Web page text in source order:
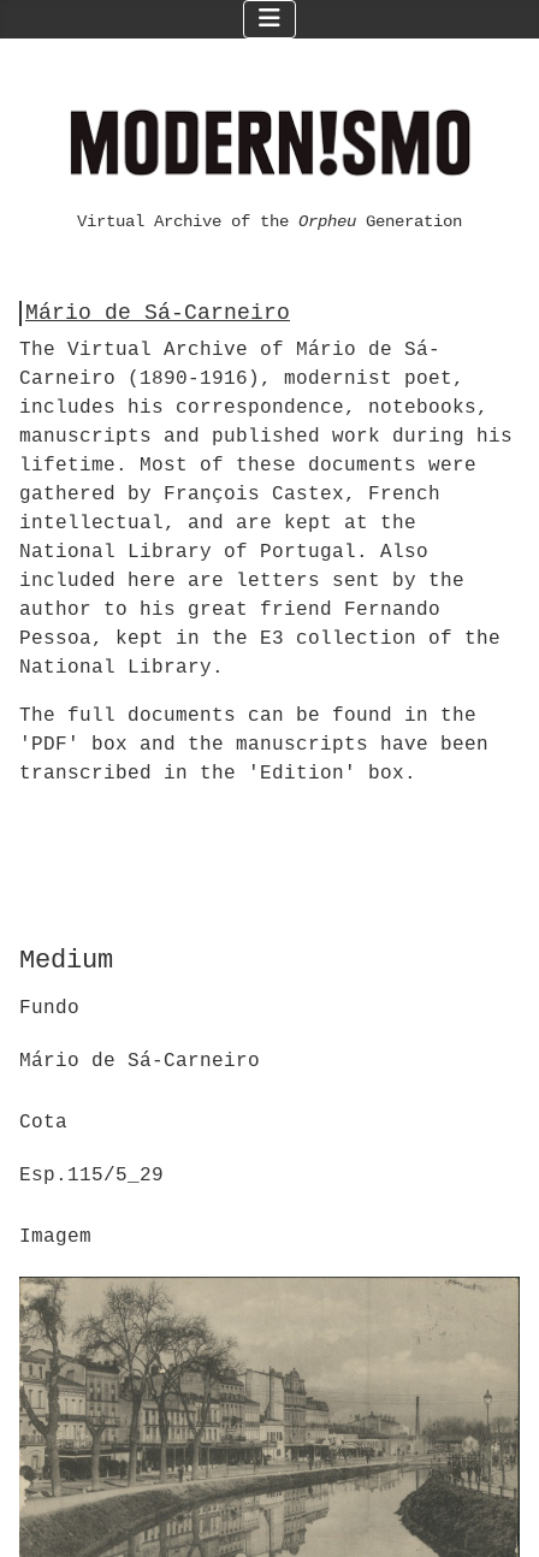
Virtual Archive of the Orpheu Generation
Mário de Sá-Carneiro
The Virtual Archive of Mário de Sá-
Carneiro (1890-1916), modernist poet,
includes his correspondence, notebooks,
manuscripts and published work during his
lifetime. Most of these documents were
gathered by François Castex, French
intellectual, and are kept at the
National Library of Portugal. Also
included here are letters sent by the
author to his great friend Fernando
Pessoa, kept in the E3 collection of the
National Library.
The full documents can be found in the
'PDF' box and the manuscripts have been
transcribed in the 'Edition' box.
Medium
Fundo
Mário de Sá-Carneiro
Cota
Esp.115/5_29
Imagem